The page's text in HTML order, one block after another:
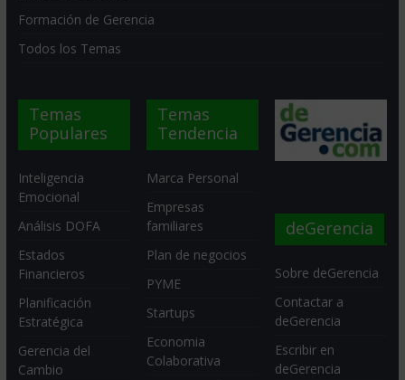
Formación de Gerencia
Todos los Temas
Temas
Populares
Inteligencia
Emocional
Análisis DOFA
Estados
Financieros
Planificación
Estratégica
Gerencia del
Cambio
Temas
Tendencia
Marca Personal
Empresas
familiares
Plan de negocios
PYME
Startups
Economia
Colaborativa
deGerencia
Sobre deGerencia
Contactar a
deGerencia
Escribir en
deGerencia